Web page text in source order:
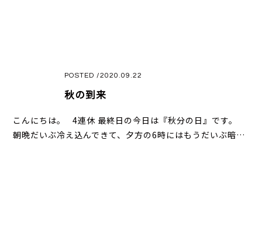
POSTED /2020.09.22
秋の到来
こんにちは。 4連休 最終日の今日は『秋分の日』です。
朝晩だいぶ冷え込んできて、夕方の6時にはもうだいぶ暗…